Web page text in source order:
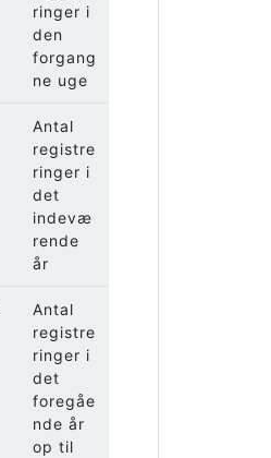
ringer i
den
forgang
ne uge
Antal
registre
ringer i
det
indevæ
rende
år
Antal
registre
ringer i
det
foregåe
nde år
op til